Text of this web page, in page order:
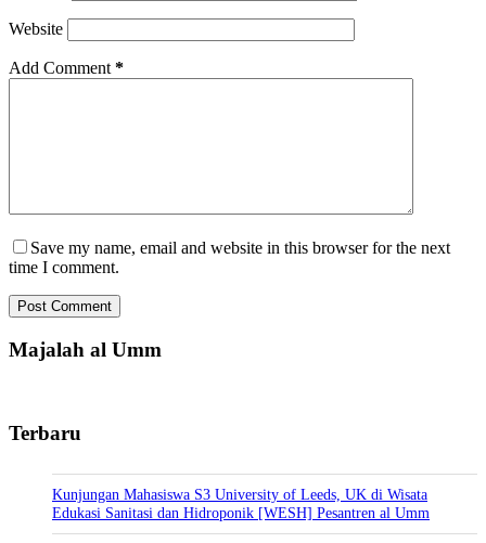
Website
Add Comment *
Save my name, email and website in this browser for the next
time I comment.
Post Comment
Majalah al Umm
Terbaru
Kunjungan Mahasiswa S3 University of Leeds, UK di Wisata
Edukasi Sanitasi dan Hidroponik [WESH] Pesantren al Umm